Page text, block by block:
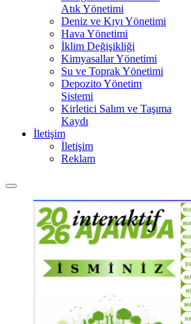
Atık Yönetimi
Deniz ve Kıyı Yönetimi
Hava Yönetimi
İklim Değişikliği
Kimyasallar Yönetimi
Su ve Toprak Yönetimi
Depozito Yönetim
Sistemi
Kirletici Salım ve Taşıma
Kaydı
İletişim
İletişim
Reklam